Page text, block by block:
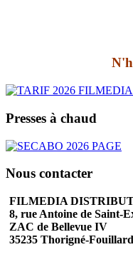
Presses à chaud
Nous contacter
FILMEDIA
8, rue Antoine de Saint-
ZAC de Bellevue IV
35235 Thorigné-Fouillard